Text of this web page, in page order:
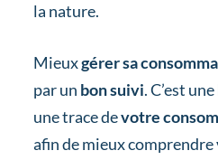
la nature.
Mieuxgérer sa
par un bon suivi. C’est une
une trace devotre
afin de mieux comprendre